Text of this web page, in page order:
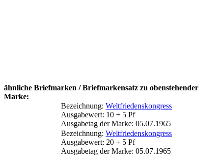
ähnliche Briefmarken / Briefmarkensatz zu obenstehender
Marke:
Bezeichnung: Weltfriedenskongress
Ausgabewert: 10 + 5 Pf
Ausgabetag der Marke: 05.07.1965
Bezeichnung: Weltfriedenskongress
Ausgabewert: 20 + 5 Pf
Ausgabetag der Marke: 05.07.1965